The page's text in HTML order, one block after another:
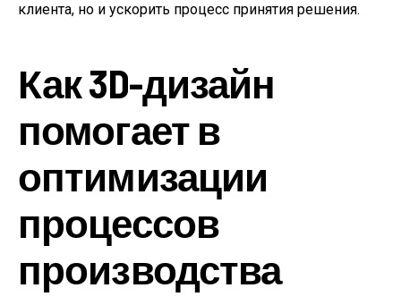
клиента, но и ускорить процесс принятия решения.
Как 3D-дизайн
помогает в
оптимизации
процессов
производства